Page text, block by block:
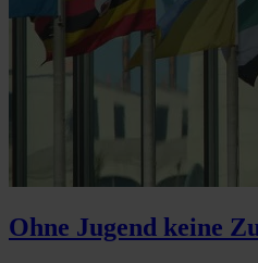
Ohne Jugend keine